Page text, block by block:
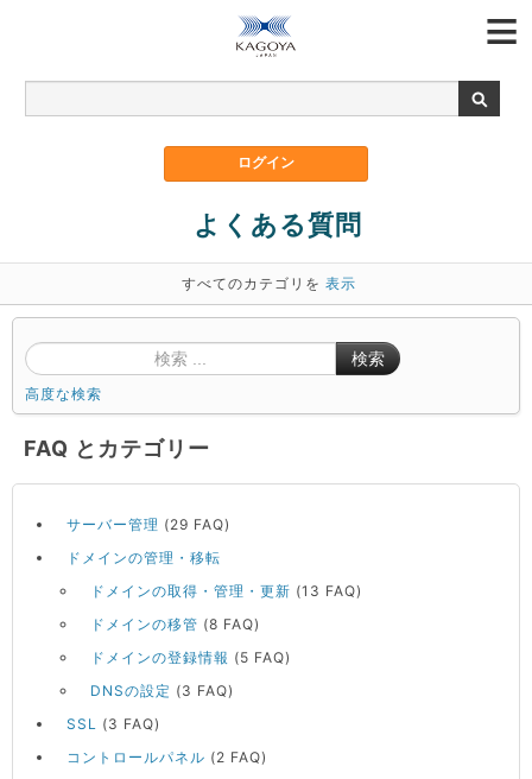
よくある質問
すべてのカテゴリを 表示
検索
高度な検索
FAQ とカテゴリー
サーバー管理 (29 FAQ)
ドメインの管理・移転
ドメインの取得・管理・更新 (13 FAQ)
ドメインの移管 (8 FAQ)
ドメインの登録情報 (5 FAQ)
DNSの設定 (3 FAQ)
SSL
(3 FAQ)
コントロールパネル (2 FAQ)